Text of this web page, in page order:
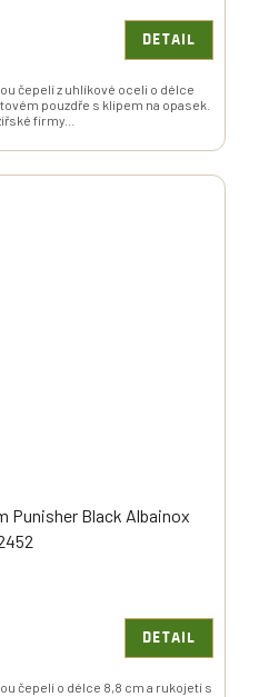
DETAIL
čepelí z uhlíkové oceli o délce
pouzdře s klipem na opasek.
firmy...
Punisher Black Albainox
DETAIL
čepelí o délce 8,8 cm a rukojetí s